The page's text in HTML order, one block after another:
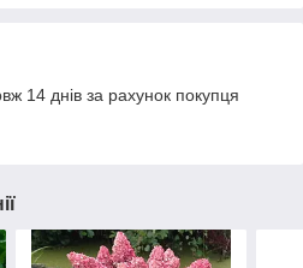
14 днів за рахунок покупця